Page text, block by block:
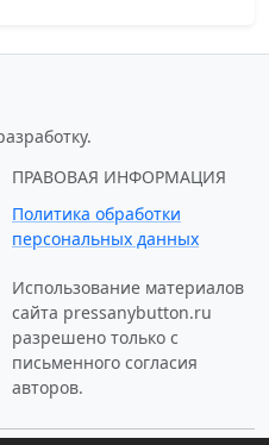
ПРАВОВАЯ ИНФОРМАЦИЯ
Политика обработки
персональных данных
Использование материалов
сайта pressanybutton.ru
разрешено только c
письменного согласия
авторов.